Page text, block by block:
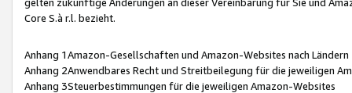
Core S.à r.l. bezieht.
Anhang 1Amazon-Gesellschaften und Amazon-Websites nach Ländern
Anhang 2Anwendbares Recht und Streitbeilegung für die jeweiligen
Anhang 3Steuerbestimmungen für die jeweiligen Amazon-Websites